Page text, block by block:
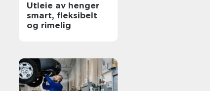
Utleie av henger
smart, fleksibelt
og rimelig